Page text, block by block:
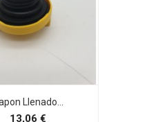
Llenado...
13,06 €